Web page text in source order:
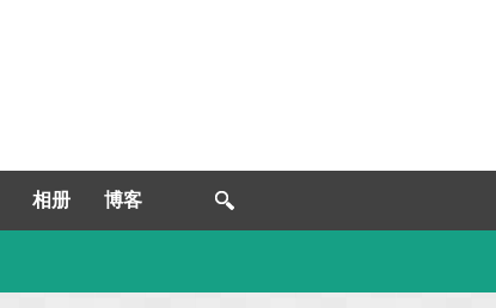
相册 博客